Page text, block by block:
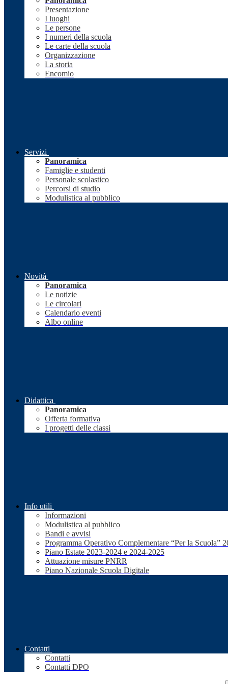
Presentazione
I luoghi
Le persone
I numeri della scuola
Le carte della scuola
Organizzazione
La storia
Encomio
Servizi
Panoramica
Famiglie e studenti
Personale scolastico
Percorsi di studio
Modulistica al pubblico
Novità
Panoramica
Le notizie
Le circolari
Calendario eventi
Albo online
Didattica
Panoramica
Offerta formativa
I progetti delle classi
Info utili
Informazioni
Modulistica al pubblico
Bandi e avvisi
Programma Operativo Complementare “Per la Scuola”
Piano Estate 2023-2024 e 2024-2025
Attuazione misure PNRR
Piano Nazionale Scuola Digitale
Contatti
Contatti
Contatti DPO